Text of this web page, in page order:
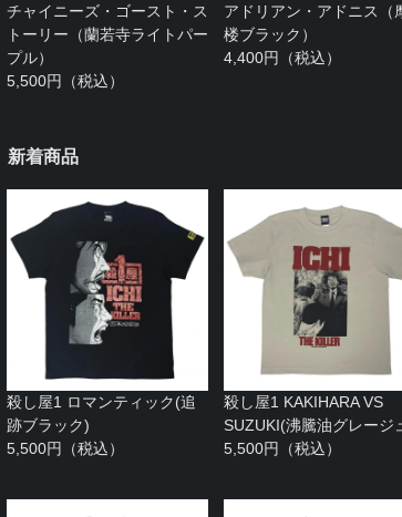
チャイニーズ・ゴースト・ス
トーリー（蘭若寺ライトパー
プル）
5,500円（税込）
アドリアン・アドニス（
楼ブラック）
4,400円（税込）
新着商品
殺し屋1 ロマンティック(追
跡ブラック)
5,500円（税込）
殺し屋1 KAKIHARA VS
SUZUKI(沸騰油グレージ
5,500円（税込）